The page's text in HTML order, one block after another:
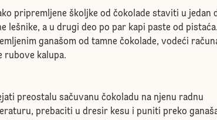
pripremljene školjke od čokolade staviti u jedan
lešnike, a u drugi deo po par kapi paste od
ganašom od tamne čokolade, vodeći
rubove kalupa.
preostalu sačuvanu čokoladu na njenu radnu
prebaciti u dresir kesu i puniti preko